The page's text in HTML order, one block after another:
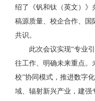
绍了《钒和钛（英文）》
稿源质量、校企合作、国
共识。
此次会议实现“专业
往工作、明确未来重点。
校”协同模式，推进数字
域、辐射新兴产业，建强